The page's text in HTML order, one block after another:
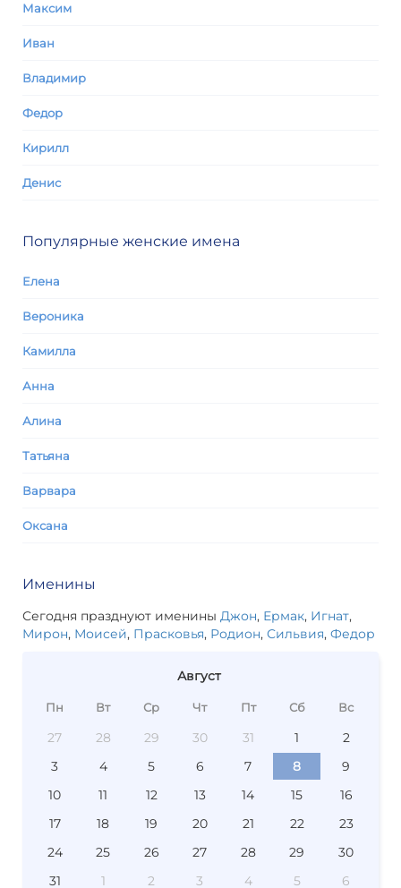
Максим
Иван
Владимир
Федор
Кирилл
Денис
Популярные женские имена
Елена
Вероника
Камилла
Анна
Алина
Татьяна
Варвара
Оксана
Именины
Сегодня празднуют именины Джон, Ермак, Игнат,
Мирон, Моисей, Прасковья, Родион, Сильвия, Федор
Август
Пн Вт Ср Чт Пт Сб Вс
27 28 29 30 31 1
2
3
4 5 6 7 8
9
10
11 12 13 14 15
16
17
18 19 20 21 22
23
24
25 26 27 28 29
30
31
1 2 3 4 5 6